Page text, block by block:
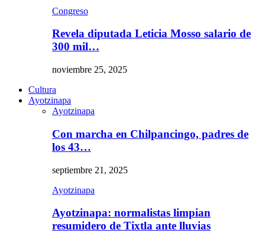
Congreso
Revela diputada Leticia Mosso salario de
300 mil…
noviembre 25, 2025
Cultura
Ayotzinapa
Ayotzinapa
Con marcha en Chilpancingo, padres de
los 43…
septiembre 21, 2025
Ayotzinapa
Ayotzinapa: normalistas limpian
resumidero de Tixtla ante lluvias